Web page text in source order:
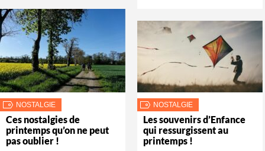
NOSTALGIE
Ces nostalgies de
printemps qu’on ne peut
pas oublier !
NOSTALGIE
Les souvenirs d’Enfance
qui ressurgissent au
printemps !